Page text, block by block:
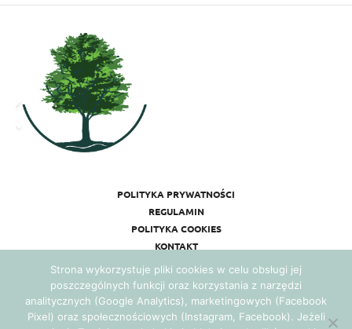
POLITYKA PRYWATNOŚCI
REGULAMIN
POLITYKA COOKIES
KONTAKT
Strona wykorzystuje pliki cookies w celu obsługi jej
poszczególnych funkcji oraz korzystania z narzędzi
analitycznych (Google Analytics), marketingowych (Facebook
Pixel) oraz społecznościowych (Instagram, Facebook). Jeżeli